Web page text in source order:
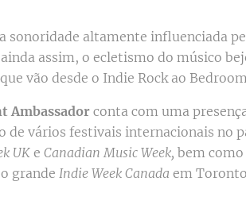
sonoridade altamente influenciada
assim, o ecletismo do músico
vão desde o Indie Rock ao
Ambassador conta com uma
de vários festivais internacionais no
UKe Canadian Music Week, bem
grande Indie Week Canada em